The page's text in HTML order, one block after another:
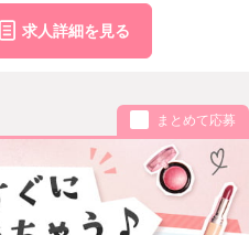
求人詳細を見る
まとめて応募